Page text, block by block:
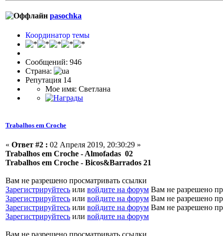
pasochka
Координатор темы
Сообщений: 946
Страна:
Репутация 14
Мое имя: Светлана
Trabalhos em Croche
« Ответ #2 : 02 Апреля 2019, 20:30:29 »
Trabalhos em Croche - Almofadas 02
Trabalhos em Croche - Bicos&Barrados 21
Вам не разрешено просматривать ссылки
Зарегистрируйтесь или войдите на форум Вам не разрешено
Зарегистрируйтесь или войдите на форум Вам не разрешено
Зарегистрируйтесь или войдите на форум Вам не разрешено
Зарегистрируйтесь или войдите на форум